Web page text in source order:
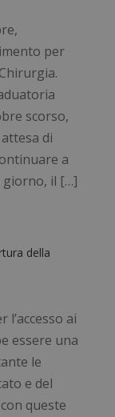
per
scorso,
di
a
giorno, il […]
della
ai
essere una
le
e del
queste